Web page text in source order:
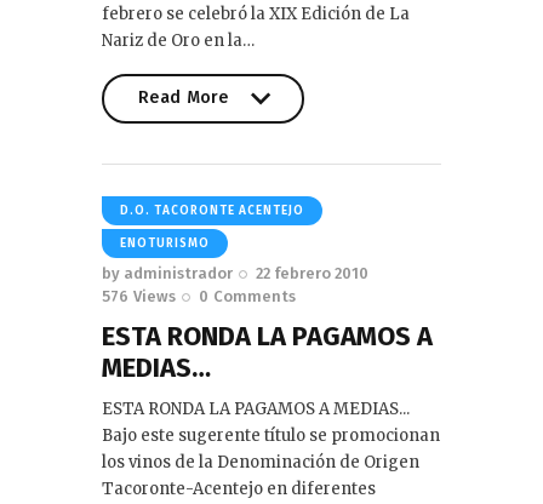
febrero se celebró la XIX Edición de La
Nariz de Oro en la…
Read More
D.O. TACORONTE ACENTEJO
ENOTURISMO
by administrador
22 febrero 2010
576 Views 0 Comments
ESTA RONDA LA PAGAMOS A
MEDIAS…
ESTA RONDA LA PAGAMOS A MEDIAS...
Bajo este sugerente título se promocionan
los vinos de la Denominación de Origen
Tacoronte-Acentejo en diferentes